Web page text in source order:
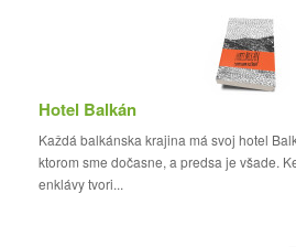
Hotel Balkán
Každá balkánska krajina má svoj hotel
ktorom sme dočasne, a predsa je všade.
enklávy tvori...